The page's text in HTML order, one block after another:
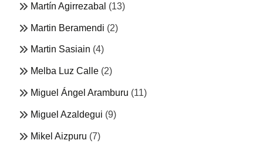
Martín Agirrezabal (13)
Martin Beramendi (2)
Martin Sasiain (4)
Melba Luz Calle (2)
Miguel Ángel Aramburu (11)
Miguel Azaldegui (9)
Mikel Aizpuru (7)